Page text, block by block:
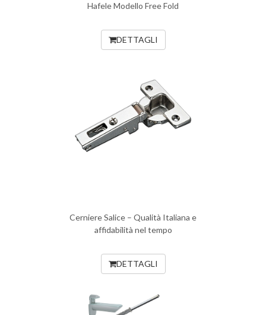
Hafele Modello Free Fold
DETTAGLI
Cerniere Salice – Qualità Italiana e
affidabilità nel tempo
DETTAGLI